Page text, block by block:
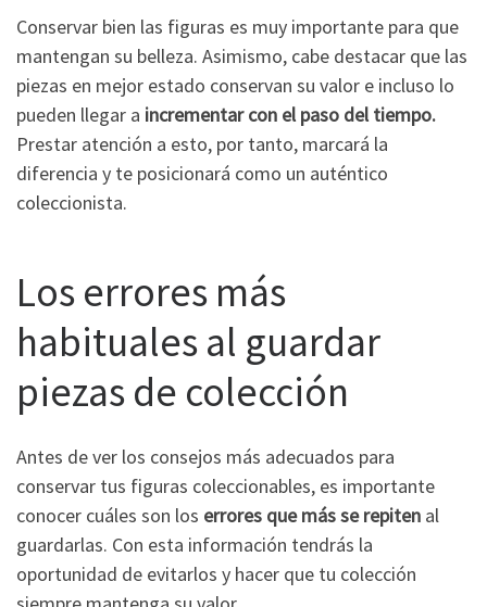
Conservar bien las figuras es muy importante para que
mantengan su belleza. Asimismo, cabe destacar que las
piezas en mejor estado conservan su valor e incluso lo
pueden llegar a incrementar con el paso del tiempo.
Prestar atención a esto, por tanto, marcará la
diferencia y te posicionará como un auténtico
coleccionista.
Los errores más
habituales al guardar
piezas de colección
Antes de ver los consejos más adecuados para
conservar tus figuras coleccionables, es importante
conocer cuáles son los errores que más se repiten al
guardarlas. Con esta información tendrás la
oportunidad de evitarlos y hacer que tu colección